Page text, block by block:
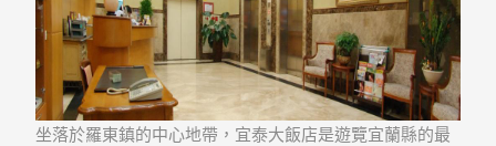
坐落於羅東鎮的中心地帶，宜泰大飯店是遊覽宜蘭縣的最